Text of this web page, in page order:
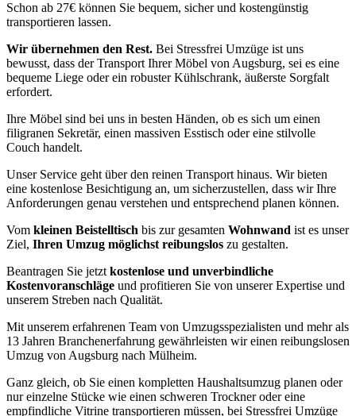
Schon ab 27€ können Sie bequem, sicher und kostengünstig
transportieren lassen.
Wir übernehmen den Rest. Bei Stressfrei Umzüge ist uns
bewusst, dass der Transport Ihrer Möbel von Augsburg, sei es eine
bequeme Liege oder ein robuster Kühlschrank, äußerste Sorgfalt
erfordert.
Ihre Möbel sind bei uns in besten Händen, ob es sich um einen
filigranen Sekretär, einen massiven Esstisch oder eine stilvolle
Couch handelt.
Unser Service geht über den reinen Transport hinaus. Wir bieten
eine kostenlose Besichtigung an, um sicherzustellen, dass wir Ihre
Anforderungen genau verstehen und entsprechend planen können.
Vom kleinen Beistelltisch bis zur gesamten Wohnwand ist es unser
Ziel, Ihren Umzug möglichst reibungslos zu gestalten.
Beantragen Sie jetzt kostenlose und unverbindliche
Kostenvoranschläge und profitieren Sie von unserer Expertise und
unserem Streben nach Qualität.
Mit unserem erfahrenen Team von Umzugsspezialisten und mehr als
13 Jahren Branchenerfahrung gewährleisten wir einen reibungslosen
Umzug von Augsburg nach Mülheim.
Ganz gleich, ob Sie einen kompletten Haushaltsumzug planen oder
nur einzelne Stücke wie einen schweren Trockner oder eine
empfindliche Vitrine transportieren müssen, bei Stressfrei Umzüge